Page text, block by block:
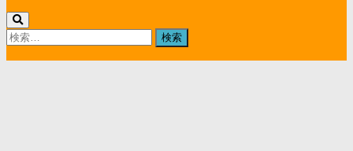
検
索: